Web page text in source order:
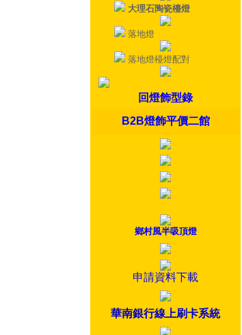
大理石陶瓷檯燈
落地燈
落地燈檯燈配對
回燈飾型錄
B2B燈飾平價二館
鄉村風半吸頂燈
申請資料下載
華南銀行線上刷卡系統